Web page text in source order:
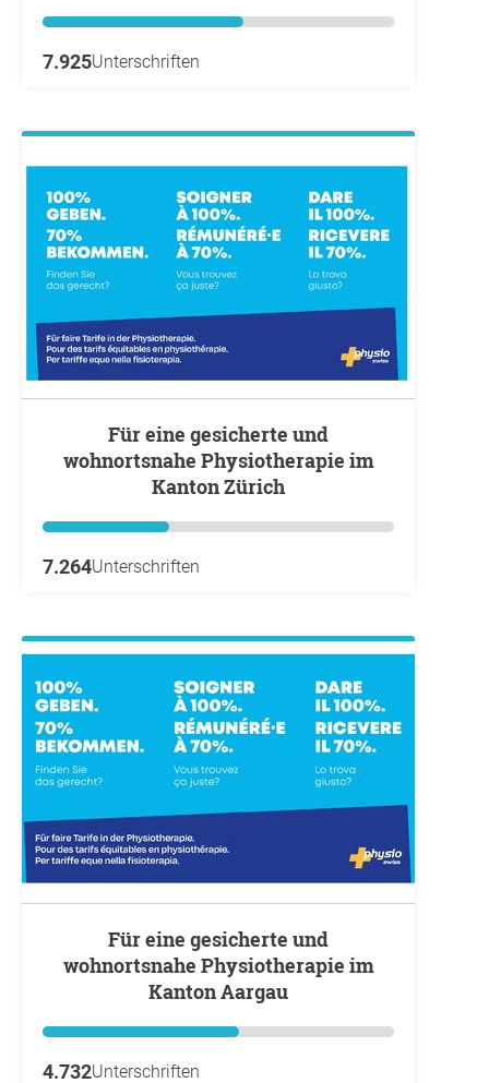
7.925Unterschriften
Für eine gesicherte und
wohnortsnahe Physiotherapie im
Kanton Zürich
7.264Unterschriften
Für eine gesicherte und
wohnortsnahe Physiotherapie im
Kanton Aargau
4.732Unterschriften